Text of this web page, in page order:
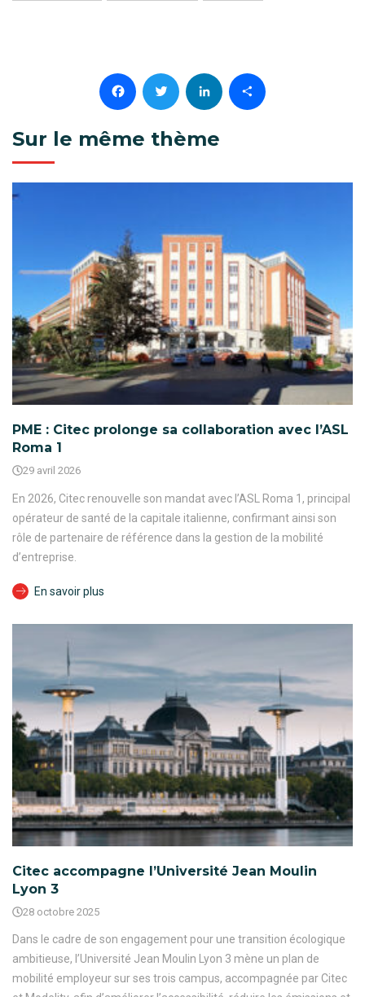
Facebook
Twitter
LinkedIn
Partager
Sur le même thème
PME : Citec prolonge sa collaboration avec l’ASL
Roma 1
29 avril 2026
En 2026, Citec renouvelle son mandat avec l’ASL Roma 1, principal
opérateur de santé de la capitale italienne, confirmant ainsi son
rôle de partenaire de référence dans la gestion de la mobilité
d’entreprise.
En savoir plus
Citec accompagne l’Université Jean Moulin
Lyon 3
28 octobre 2025
Dans le cadre de son engagement pour une transition écologique
ambitieuse, l’Université Jean Moulin Lyon 3 mène un plan de
mobilité employeur sur ses trois campus, accompagnée par Citec